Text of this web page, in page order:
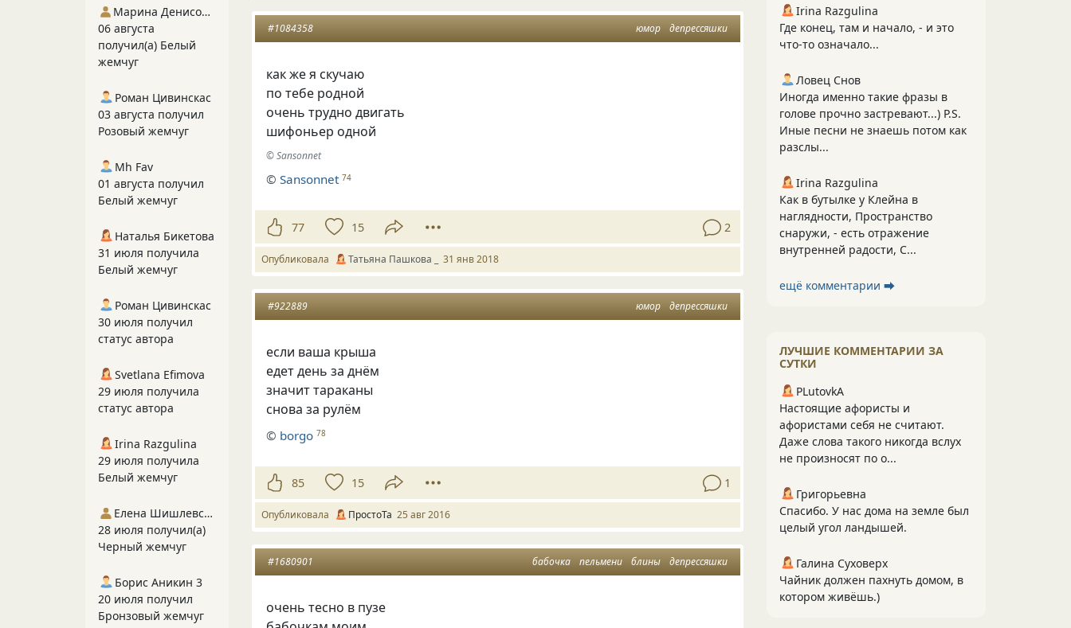
юмор депрессяшки
#1084358
как же я скучаю
по тебе родной
очень трудно двигать
шифоньер одной
© Sansonnet
©Sansonnet 74
77 15 2
Опубликовала Татьяна Пашкова _ 31 янв 2018
юмор депрессяшки
#922889
если ваша крыша
едет день за днём
значит тараканы
снова за рулём
© borgo 78
85 15 1
Опубликовала ПростоТа 25 авг 2016
бабочка пельмени блины депрессяшки
#1680901
очень тесно в пузе
Irina Razgulina
Где конец, там и начало, - и это
что-то означало...
Ловец Снов
Иногда именно такие фразы в
голове прочно застревают...) P.S.
Иные песни не знаешь потом как
разслы...
Irina Razgulina
Как в бутылке у Клейна в
наглядности, Пространство
снаружи, - есть отражение
внутренней радости, С...
ещё комментарии ⮕
ЛУЧШИЕ КОММЕНТАРИИ ЗА
СУТКИ
PLutоvkА
Настоящие афористы и
афористами себя не считают.
Даже слова такого никогда вслух
не произносят по о...
Григорьевна
Спасибо. У нас дома на земле был
целый угол ландышей.
Галина Суховерх
Чайник должен пахнуть домом, в
котором живёшь.)
Марина Денисова 5
06 августа
получил(а) Белый
жемчуг
Роман Цивинскас
03 августа получил
Розовый жемчуг
Mh Fav
01 августа получил
Белый жемчуг
Наталья Бикетова
31 июля получила
Белый жемчуг
Роман Цивинскас
30 июля получил
статус автора
Svetlana Efimova
29 июля получила
статус автора
Irina Razgulina
29 июля получила
Белый жемчуг
Елена Шишлевская
28 июля получил(а)
Черный жемчуг
Борис Аникин 3
20 июля получил
Бронзовый жемчуг